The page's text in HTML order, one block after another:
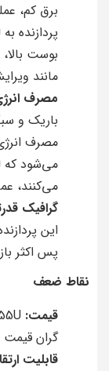
برق کم،
بوست
مانند
مصرف
باریک و
مصرف
می‌شود که
می‌کنند،
گرافیک
این
پس اکثر
نقاط ضعف
قیمت:
گران
قابلیت